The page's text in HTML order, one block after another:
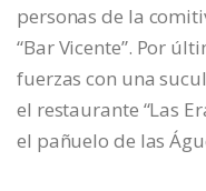
personas de la
“Bar Vicente”. Por
fuerzas con una
el restaurante “Las
el pañuelo de las